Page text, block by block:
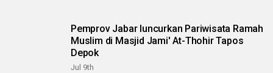
Pemprov Jabar luncurkan Pariwisata Ramah
Muslim di Masjid Jami' At-Thohir Tapos
Depok
Jul 9th